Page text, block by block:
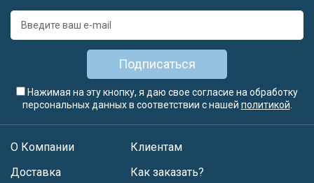
Подписаться
Нажимая на эту кнопку, я даю свое согласие на обработку
персональных данных в соответствии с нашей политикой
О Компании
Доставка
Клиентам
Как заказать?